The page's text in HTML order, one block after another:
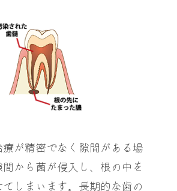
が精密でなく隙間がある場
から菌が侵入し、根の中を
しまいます。長期的な歯の